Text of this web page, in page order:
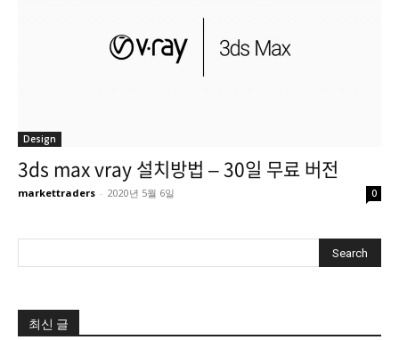
Design
3ds max vray 설치방법 – 30일 무료 버전
markettraders - 2020년 5월 6일 0
최신 글